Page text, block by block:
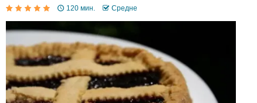
120 мин. Средне